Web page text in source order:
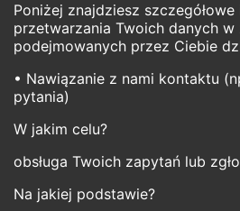
Poniżej znajdziesz
przetwarzania Twoich danych w
podejmowanych przez Ciebie
• Nawiązanie z nami kontaktu
pytania)
W jakim celu?
obsługa Twoich zapytań lub
Na jakiej podstawie?